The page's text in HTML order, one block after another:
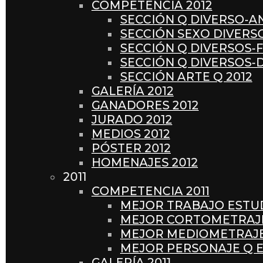
COMPETENCIA 2012
SECCIÓN Q DIVERSO-
SECCIÓN SEXO
SECCIÓN Q DIVERSOS-
SECCIÓN Q DIVERSOS-
SECCIÓN ARTE Q 2012
GALERÍA 2012
GANADORES 2012
JURADO 2012
MEDIOS 2012
PÓSTER 2012
HOMENAJES 2012
2011
COMPETENCIA 2011
MEJOR TRABAJO
MEJOR
MEJOR
MEJOR PERSONAJE Q